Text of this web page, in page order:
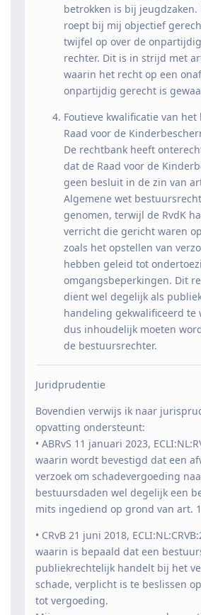
betrokken is bij jeugdzaken.
roept bij mij objectief
twijfel op over de
rechter. Dit is in strijd met
waarin het recht op een
onpartijdig gerecht is
Foutieve kwalificatie van
Raad voor de
De rechtbank heeft
dat de Raad voor de
geen besluit in de zin van
Algemene wet
genomen, terwijl de RvdK
verricht die gericht waren
zoals het opstellen van
hebben geleid tot
omgangsbeperkingen. Dit
dient wel degelijk als
handeling gekwalificeerd te
dus inhoudelijk moeten
de bestuursrechter.
Juridprudentie
Bovendien verwijs ik naar
opvatting ondersteunt:
• ABRvS 11 januari 2023,
waarin wordt bevestigd dat een
verzoek om schadevergoeding
bestuursdaden wel degelijk een
mits ingediend op grond van art.
• CRvB 21 juni 2018,
waarin is bepaald dat een
publiekrechtelijk handelt bij het
schade, verplicht is te beslissen
tot vergoeding.